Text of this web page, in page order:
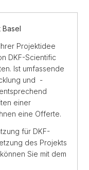
Projektidee
DKF-Scientific
Ist umfassende
und -
einer
eine Offerte.
für DKF-
des Projekts
Sie mit dem